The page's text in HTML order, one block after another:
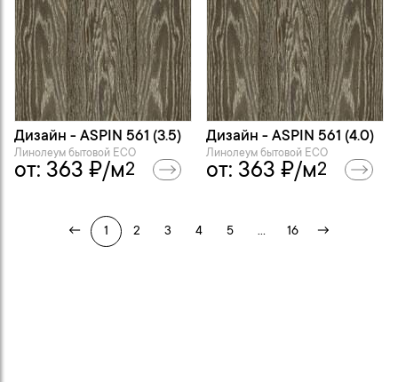
Дизайн - ASPIN 561 (3.5)
Линолеум бытовой ECO
от: 363 ₽/м2
Дизайн - ASPIN 561 (4.0)
Линолеум бытовой ECO
от: 363 ₽/м2
← 1 2 3 4 5 ... 16 →